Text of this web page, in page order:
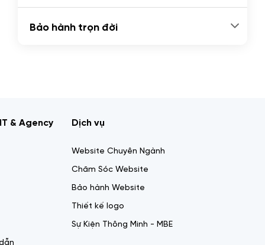
Bảo hành trọn đời
& Agency Dịch vụ
Website Chuyên Ngành
Chăm Sóc Website
Bảo hành Website
Thiết kế logo
Sự Kiện Thông Minh - MBE